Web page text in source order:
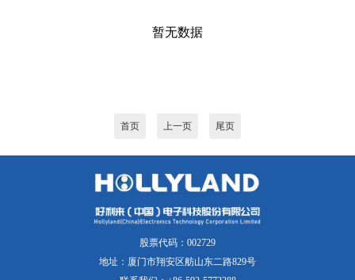
暂无数据
首页 上一页 尾页
股票代码：002729
地址：厦门市翔安区舫山东二路829号